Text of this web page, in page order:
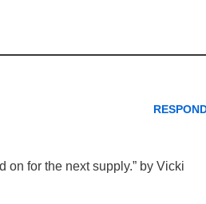
on for the next supply.” by Vicki